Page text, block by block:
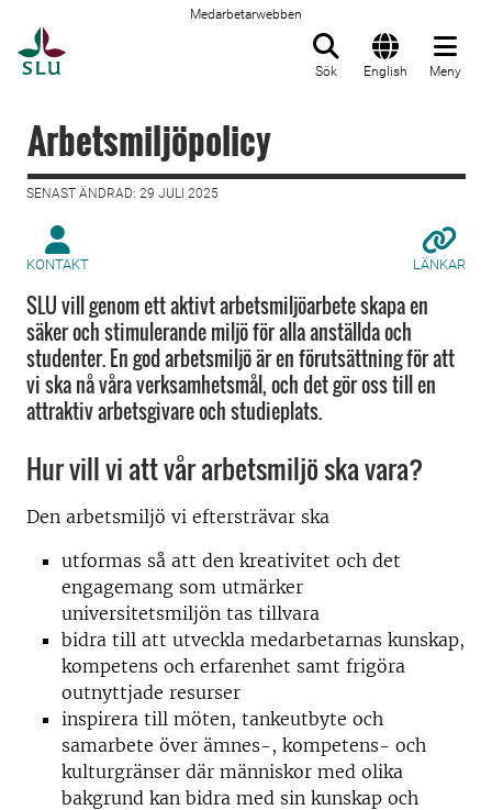
Medarbetarwebben
Sök English Meny
Arbetsmiljöpolicy
SENAST ÄNDRAD: 29 JULI 2025
KONTAKT LÄNKAR
SLU vill genom ett aktivt arbetsmiljöarbete skapa en
säker och stimulerande miljö för alla anställda och
studenter. En god arbetsmiljö är en förutsättning för att
vi ska nå våra verksamhetsmål, och det gör oss till en
attraktiv arbetsgivare och studieplats.
Hur vill vi att vår arbetsmiljö ska vara?
Den arbetsmiljö vi eftersträvar ska
utformas så att den kreativitet och det
engagemang som utmärker
universitetsmiljön tas tillvara
bidra till att utveckla medarbetarnas kunskap,
kompetens och erfarenhet samt frigöra
outnyttjade resurser
inspirera till möten, tankeutbyte och
samarbete över ämnes-, kompetens- och
kulturgränser där människor med olika
bakgrund kan bidra med sin kunskap och